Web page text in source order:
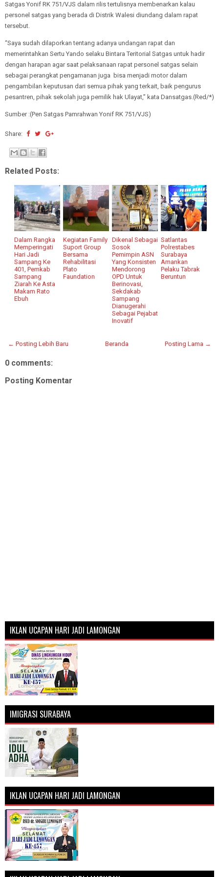
Satgas Yonif RK 751/VJS dalam rilis tertulisnya membenarkan kalau
personel satgas yang berada di Distrik Walesi diundang dalam rapat
tersebut.
“Saya sudah dilaporkan tentang adanya undangan rapat dan
memerintahkan Sertu Yando selaku Bintara Teritorial Satgas untuk hadir
dengan harapan agar saat pelaksanaan rapat personel satgas selain
sebagai perangkat pengamanan juga bisa menjadi motor dalam
pengambilan keputusan dari semua pihak yang terkait, baik pengurus
pesantren, pihak sekolah juga pemilik hak Ulayat,” kata Dansatgas.(Red/*)
Sumber :(Pen Satgas Pamrahwan Yonif RK 751/VJS)
Share:
Related Posts:
Dalam Rangka
Memperingati
Hari Jadi
Sampang Ke
401, Pemkab
Sampang
Ziarah Ke Asta
Makam Rato
Ebuh
Kegiatan Family
Suport Group
Bersama
Rehabilitasi
Plato
Faundation
Dikenal Sebagai
Sosok
Pemimpin ASN
Yang Konsisten
Mendorong
OPD Untuk
Berinovasi,
Sekdakab
Sampang
Dianugerahi
Sebagai Pejabat
Inovatif
Satlantas
Polrestabes
Surabaya
Amankan
Pelaku Tabrak
Beruntun
← Posting Lebih Baru Posting Lama →
Beranda
0 comments:
Posting Komentar
IKLAN UCAPAN HARI JADI LAMONGAN
IMIGRASI SURABAYA
IKLAN UCAPAN HARI JADI LAMONGAN